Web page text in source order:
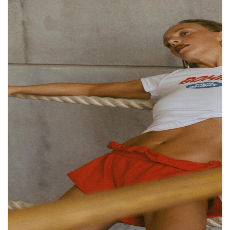
вопрос. Тогда Мур попросила Карину
изменить шрифт логотипа — та выполнила
это условие, и сейчас считает обвинения
в плагиате необоснованными.
Слева — логотип бренда Карины
справа — логотип бренда Мадонны Мур
Мадонна Мур предоставила The Blueprint
документы, касательно регистрации
товарного знака Mur.Первый документ —
свидетельство № 1237063 от 1 июля 2026
года на знак «mur». Регистрация охватывает
ювелирные изделия и часы,
телекоммуникации, производство
видеоконтента, услуги дизайна и онлайн-
соцсети. Одежда в этот перечень не входит.
Второй документ — заявка на классы,
связанные с одеждой, обувью и
аксессуарами. Она была подана 9 декабря